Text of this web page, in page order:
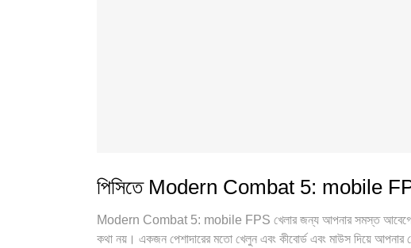
পিসিতে Modern Combat 5: mobile FPS
Modern Combat 5: mobile FPS খেলার জন্য আপনার সমস্ত আবেগের
কথা নয়। একজন পেশাদারের মতো খেলুন এবং কীবোর্ড এবং মাউস দিয়ে আপনার